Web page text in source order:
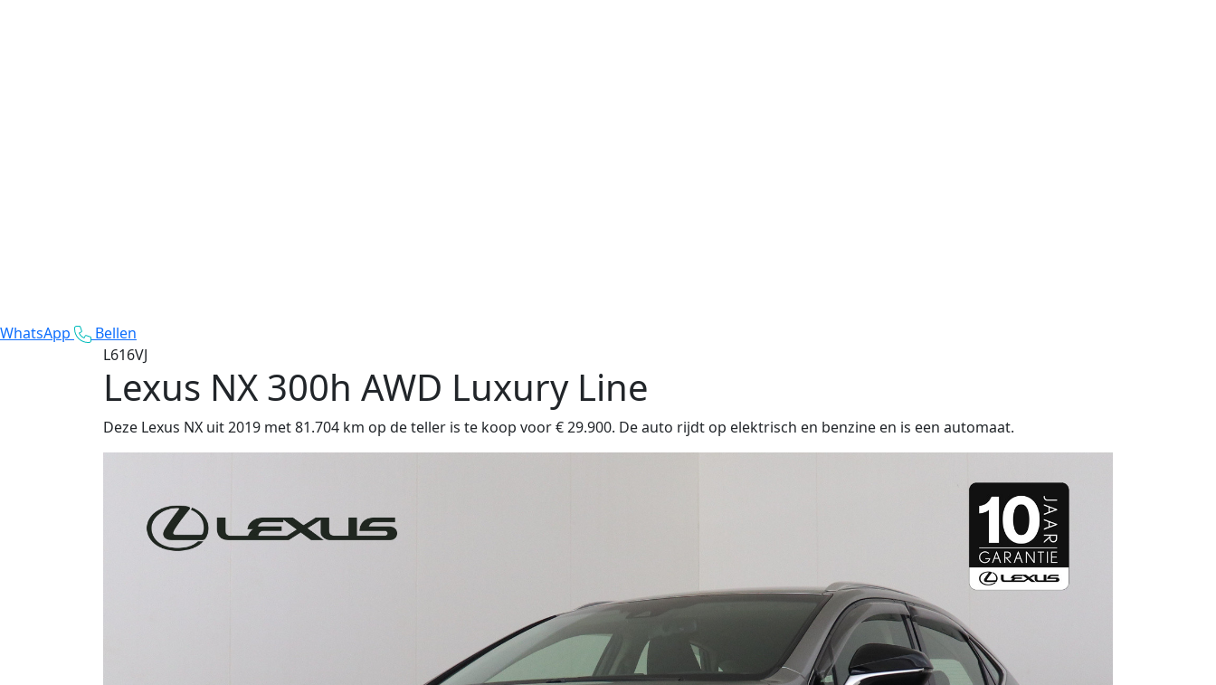
WhatsApp
Bellen
L616VJ
Lexus NX 300h AWD Luxury Line
Deze Lexus NX uit 2019 met 81.704 km op de teller is te koop voor € 29.900. De auto rijdt op elektrisch en benzine en is een automaat.